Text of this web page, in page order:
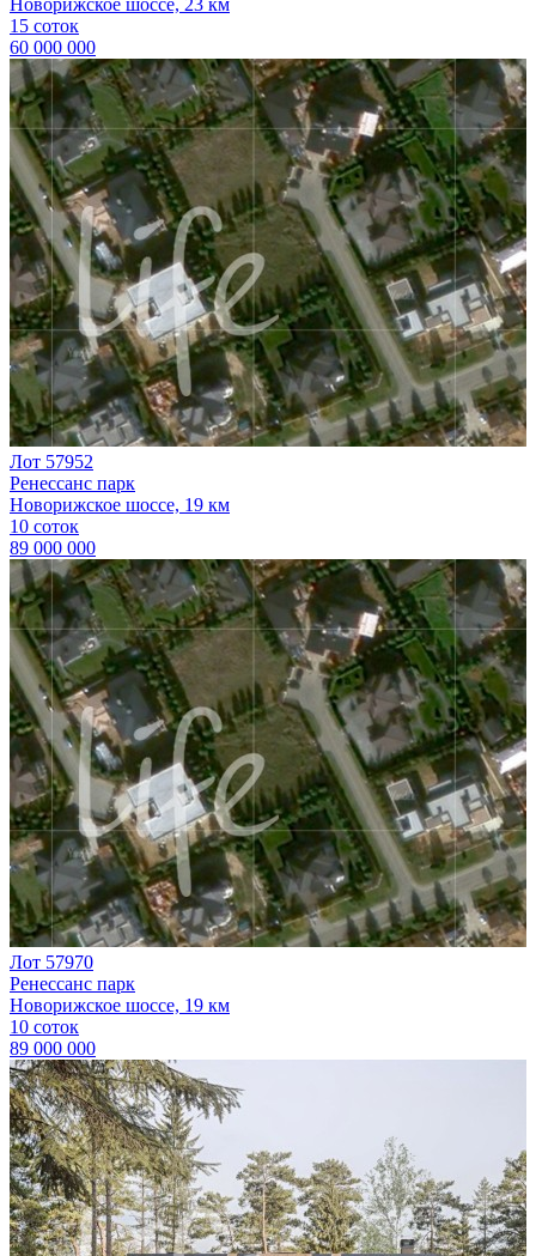
15 соток
60 000 000
Лот 57952
Ренессанс парк
Новорижское шоссе, 19 км
10 соток
89 000 000
Лот 57970
Ренессанс парк
Новорижское шоссе, 19 км
10 соток
89 000 000